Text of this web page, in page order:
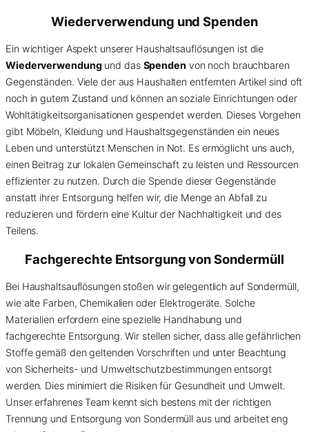
Wiederverwendung und Spenden
Ein wichtiger Aspekt unserer Haushaltsauflösungen ist die
Wiederverwendungund das Spenden von noch brauchbaren
Gegenständen. Viele der aus Haushalten entfernten Artikel sind oft
noch in gutem Zustand und können an soziale Einrichtungen oder
Wohltätigkeitsorganisationen gespendet werden. Dieses Vorgehen
gibt Möbeln, Kleidung und Haushaltsgegenständen ein neues
Leben und unterstützt Menschen in Not. Es ermöglicht uns auch,
einen Beitrag zur lokalen Gemeinschaft zu leisten und Ressourcen
effizienter zu nutzen. Durch die Spende dieser Gegenstände
anstatt ihrer Entsorgung helfen wir, die Menge an Abfall zu
reduzieren und fördern eine Kultur der Nachhaltigkeit und des
Teilens.
Fachgerechte Entsorgung vonSondermüll
Bei Haushaltsauflösungen stoßen wir gelegentlich auf Sondermüll,
wie alte Farben, Chemikalien oder Elektrogeräte. Solche
Materialien erfordern eine spezielle Handhabung und
fachgerechte Entsorgung. Wir stellen sicher, dass alle gefährlichen
Stoffe gemäß den geltenden Vorschriften und unter Beachtung
von Sicherheits- und Umweltschutzbestimmungen entsorgt
werden. Dies minimiert die Risiken für Gesundheit und Umwelt.
Unser erfahrenes Team kennt sich bestens mit der richtigen
Trennung und Entsorgung von Sondermüll aus und arbeitet eng